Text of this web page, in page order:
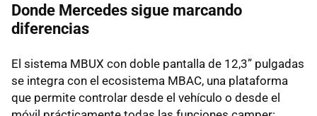
Donde Mercedes sigue marcando
diferencias
El sistema MBUX con doble pantalla de 12,3” pulgadas
se integra con el ecosistema MBAC, una plataforma
que permite controlar desde el vehículo o desde el